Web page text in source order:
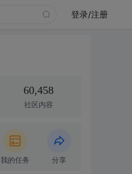
登录/注册
60,458
社区内容
我的任务 分享